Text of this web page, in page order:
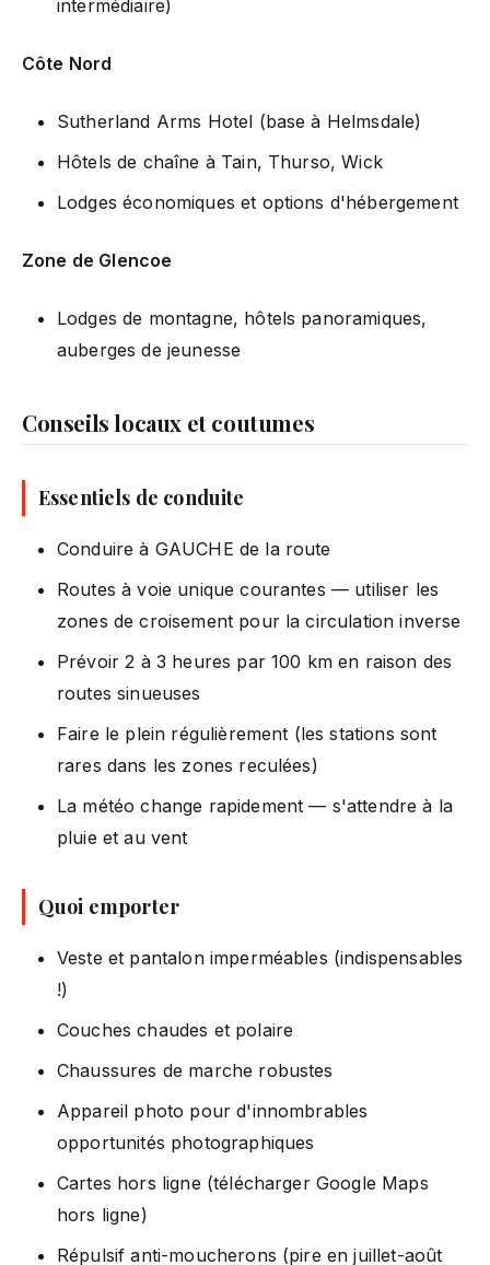
intermédiaire)
Côte Nord
Sutherland Arms Hotel (base à Helmsdale)
Hôtels de chaîne à Tain, Thurso, Wick
Lodges économiques et options d'hébergement
Zone de Glencoe
Lodges de montagne, hôtels panoramiques,
auberges de jeunesse
Conseils locaux et coutumes
Essentiels de conduite
Conduire à GAUCHE de la route
Routes à voie unique courantes — utiliser les
zones de croisement pour la circulation inverse
Prévoir 2 à 3 heures par 100 km en raison des
routes sinueuses
Faire le plein régulièrement (les stations sont
rares dans les zones reculées)
La météo change rapidement — s'attendre à la
pluie et au vent
Quoi emporter
Veste et pantalon imperméables (indispensables
!)
Couches chaudes et polaire
Chaussures de marche robustes
Appareil photo pour d'innombrables
opportunités photographiques
Cartes hors ligne (télécharger Google Maps
hors ligne)
Répulsif anti-moucherons (pire en juillet-août